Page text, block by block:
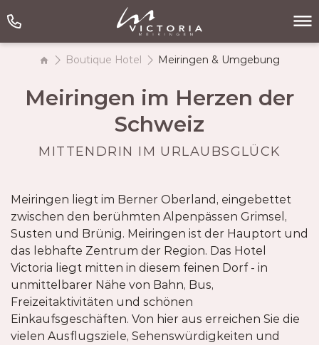
Boutique Hotel Meiringen & Umgebung
Meiringen im Herzen der
Schweiz
MITTENDRIN IM URLAUBSGLÜCK
Meiringen liegt im Berner Oberland, eingebettet
zwischen den berühmten Alpenpässen Grimsel,
Susten und Brünig. Meiringen ist der Hauptort und
das lebhafte Zentrum der Region. Das Hotel
Victoria liegt mitten in diesem feinen Dorf - in
unmittelbarer Nähe von Bahn, Bus,
Freizeitaktivitäten und schönen
Einkaufsgeschäften. Von hier aus erreichen Sie die
vielen Ausflugsziele, Sehenswürdigkeiten und